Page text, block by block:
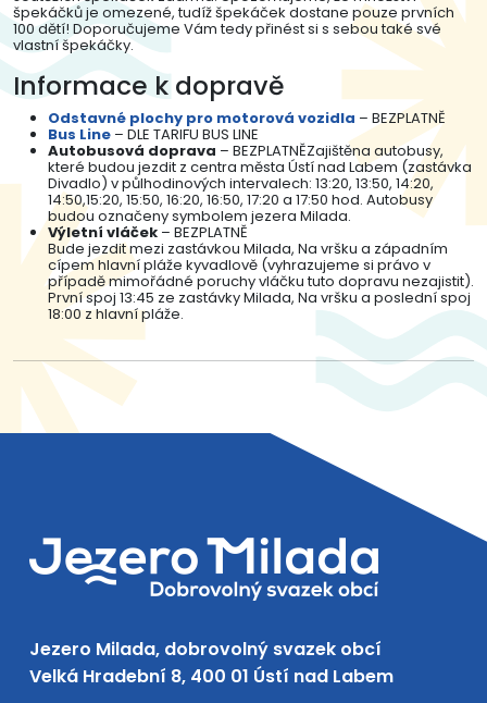
špekáčků je omezené, tudíž špekáček dostane pouze prvních
100 dětí! Doporučujeme Vám tedy přinést si s sebou také své
vlastní špekáčky.
Informace k dopravě
Odstavné plochy pro motorová vozidla – BEZPLATNĚ
Bus Line – DLE TARIFU BUS LINE
Autobusová doprava – BEZPLATNĚZajištěna autobusy,
které budou jezdit z centra města Ústí nad Labem (zastávka
Divadlo) v půlhodinových intervalech: 13:20, 13:50, 14:20,
14:50,15:20, 15:50, 16:20, 16:50, 17:20 a 17:50 hod. Autobusy
budou označeny symbolem jezera Milada.
Výletní vláček – BEZPLATNĚ
Bude jezdit mezi zastávkou Milada, Na vršku a západním
cípem hlavní pláže kyvadlově (vyhrazujeme si právo v
případě mimořádné poruchy vláčku tuto dopravu nezajistit).
První spoj 13:45 ze zastávky Milada, Na vršku a poslední spoj
18:00 z hlavní pláže.
Jezero Milada, dobrovolný svazek obcí
Velká Hradební 8, 400 01 Ústí nad Labem